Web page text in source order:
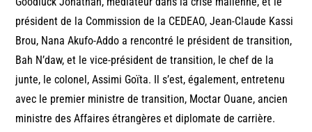
président de la Commission de la CEDEAO, Jean-Claude Kassi
Brou, Nana Akufo-Addo a rencontré le président de transition,
Bah N’daw, et le vice-président de transition, le chef de la
junte, le colonel, Assimi Goïta. Il s’est, également, entretenu
avec le premier ministre de transition, Moctar Ouane, ancien
ministre des Affaires étrangères et diplomate de carrière.